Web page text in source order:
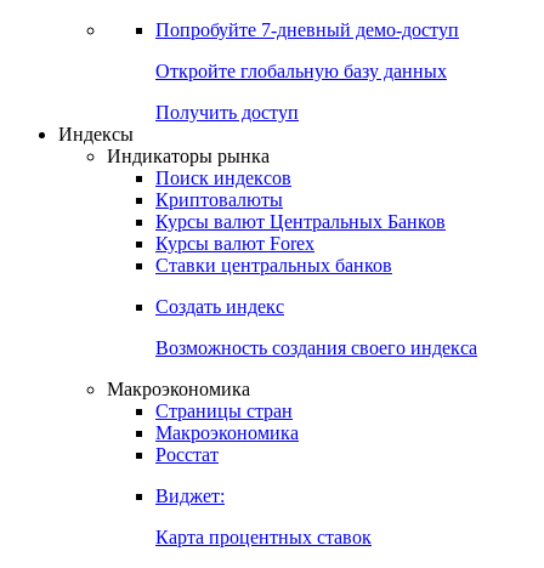
Попробуйте 7-дневный демо-доступ
Откройте глобальную базу данных
Получить доступ
Индексы
Индикаторы рынка
Поиск индексов
Криптовалюты
Курсы валют Центральных Банков
Курсы валют Forex
Ставки центральных банков
Создать индекс
Возможность создания своего индекса
Макроэкономика
Страницы стран
Макроэкономика
Росстат
Виджет:
Карта процентных ставок